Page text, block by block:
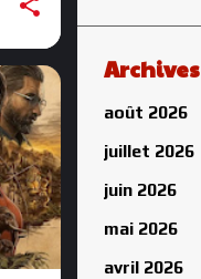
Archives
août 2026
juillet 2026
juin 2026
mai 2026
avril 2026